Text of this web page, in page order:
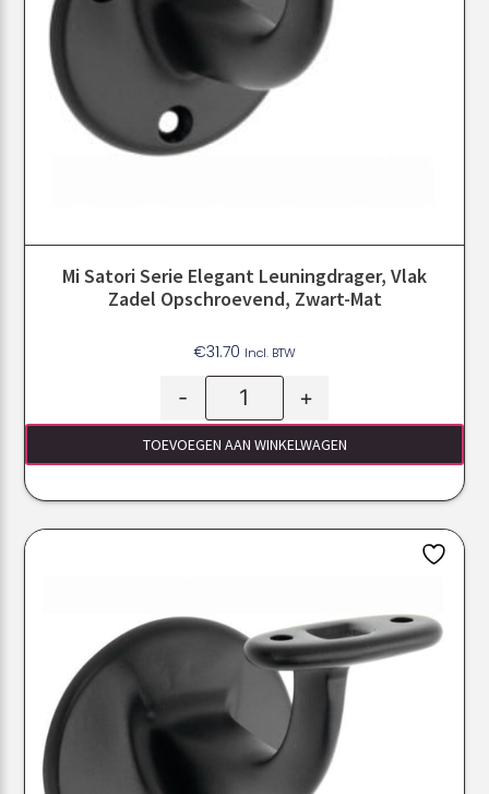
Mi Satori Serie Elegant Leuningdrager, Vlak
Zadel Opschroevend, Zwart-Mat
€31.70 Incl. BTW
- +
TOEVOEGEN AAN WINKELWAGEN